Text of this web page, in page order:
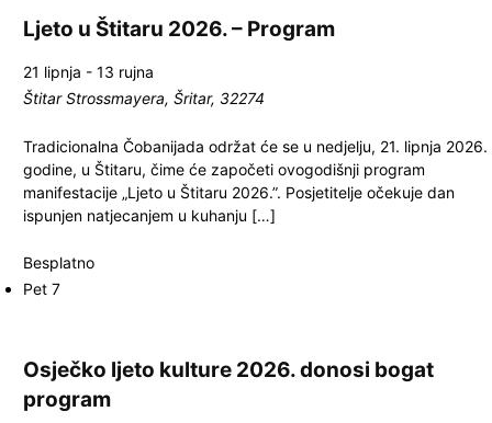
Ljeto u Štitaru 2026. – Program
21 lipnja - 13 rujna
ŠtitarStrossmayera, Šritar, 32274
Tradicionalna Čobanijada održat će se u nedjelju, 21. lipnja 2026.
godine, u Štitaru, čime će započeti ovogodišnji program
manifestacije „Ljeto u Štitaru 2026.”. Posjetitelje očekuje dan
ispunjen natjecanjem u kuhanju […]
Besplatno
Pet 7
Osječko ljeto kulture 2026. donosi bogat
program